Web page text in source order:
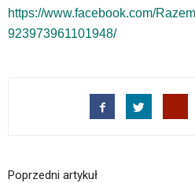
dedykowane
standardowy
https://www.facebook.com/
923973961101948/
Poprzedni artykuł